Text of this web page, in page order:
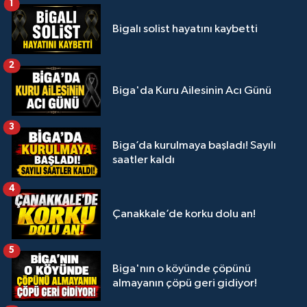
Bigalı solist hayatını kaybetti
1
Biga'da Kuru Ailesinin Acı Günü
2
Biga’da kurulmaya başladı! Sayılı
saatler kaldı
3
Çanakkale’de korku dolu an!
4
Biga'nın o köyünde çöpünü
almayanın çöpü geri gidiyor!
5